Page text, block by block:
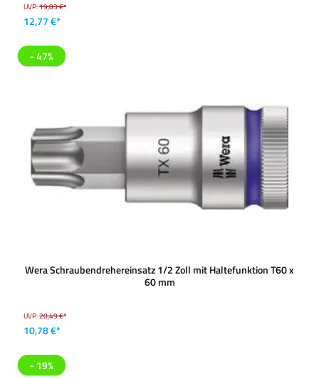
UVP:19,83 €*
12,77 €*
- 47%
Wera Schraubendrehereinsatz 1/2 Zoll mit Haltefunktion T60 x
60 mm
UVP:20,49 €*
10,78 €*
- 19%